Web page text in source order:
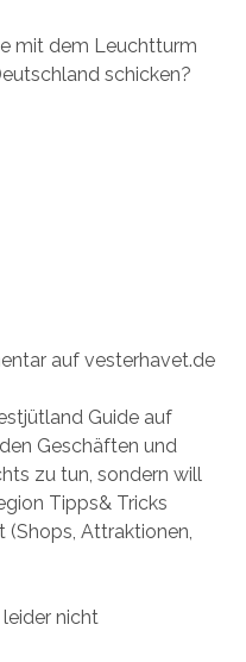
mit dem Leuchtturm
schicken?
auf vesterhavet.de
Guide auf
Geschäften und
zu tun, sondern will
Tipps& Tricks
Attraktionen,
nicht